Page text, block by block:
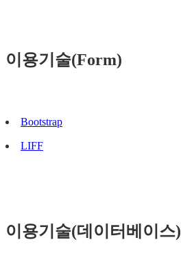
이용기술(Form)
Bootstrap
LIFF
이용기술(데이터베이스)